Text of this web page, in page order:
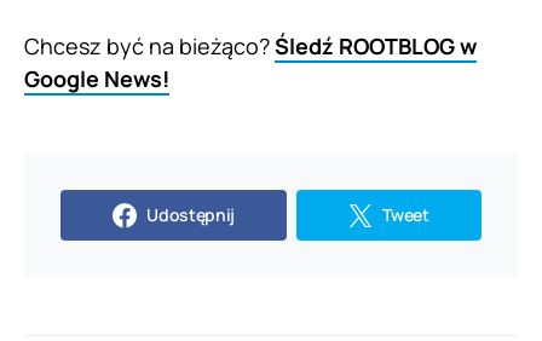
Chcesz być na bieżąco?Śledź ROOTBLOG w
Google News!
Udostępnij Tweet